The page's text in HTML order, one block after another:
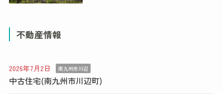
不動産情報
2026年7月2日 南九州市川辺
中古住宅(南九州市川辺町)